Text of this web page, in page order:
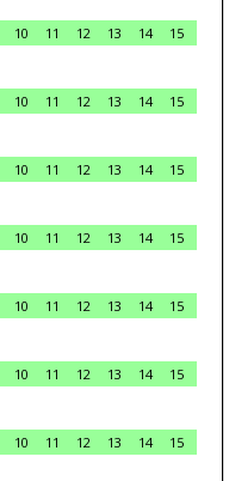
10 11 12 13 14
15
10 11 12 13 14
15
10 11 12 13 14
15
10 11 12 13 14
15
10 11 12 13 14
15
10 11 12 13 14
15
10 11 12 13 14
15